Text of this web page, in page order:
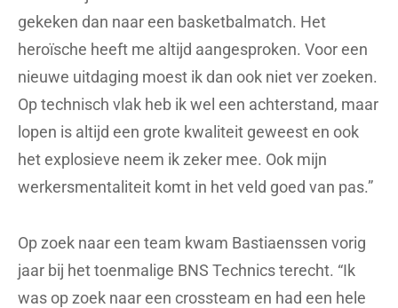
gekeken dan naar een basketbalmatch. Het
heroïsche heeft me altijd aangesproken. Voor een
nieuwe uitdaging moest ik dan ook niet ver zoeken.
Op technisch vlak heb ik wel een achterstand, maar
lopen is altijd een grote kwaliteit geweest en ook
het explosieve neem ik zeker mee. Ook mijn
werkersmentaliteit komt in het veld goed van pas.”
Op zoek naar een team kwam Bastiaenssen vorig
jaar bij het toenmalige BNS Technics terecht. “Ik
was op zoek naar een crossteam en had een hele